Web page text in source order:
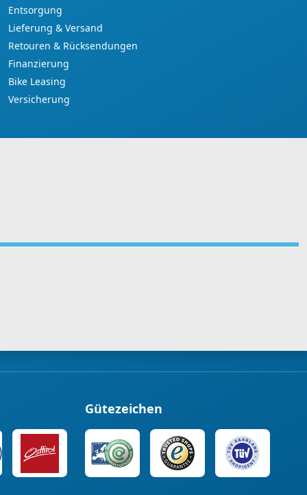
Entsorgung
Lieferung & Versand
Retouren & Rücksendungen
Finanzierung
Bike Leasing
Versicherung
Gütezeichen